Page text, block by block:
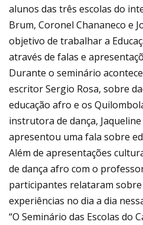
alunos das três escolas do
Brum, Coronel Chananeco e
objetivo de trabalhar a
através de falas e
Durante o seminário
escritor Sergio Rosa, sobre
educação afro e os
instrutora de dança,
apresentou uma fala sobre
Além de apresentações
de dança afro com o
participantes relataram sobre
experiências no dia a dia
“O Seminário das Escolas do